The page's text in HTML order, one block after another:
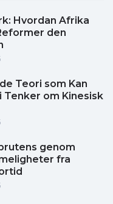
Hvordan Afrika
den
Teori som Kan
Tenker om Kinesisk
genom
fra